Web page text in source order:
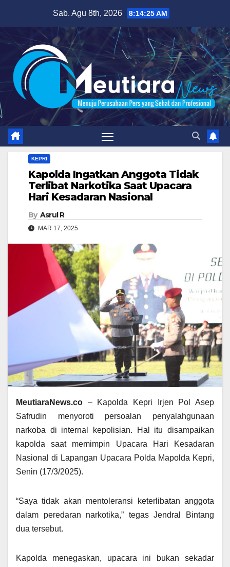
content
Sab. Agu 8th, 2026 8:14:26 AM
KEPRI
Kapolda Ingatkan Anggota Tidak
Terlibat Narkotika Saat Upacara
Hari Kesadaran Nasional
By Asrul R
MAR 17, 2025
MeutiaraNews.co – Kapolda Kepri Irjen Pol Asep
Safrudin menyoroti persoalan penyalahgunaan
narkoba di internal kepolisian. Hal itu disampaikan
kapolda saat memimpin Upacara Hari Kesadaran
Nasional di Lapangan Upacara Polda Mapolda Kepri,
Senin (17/3/2025).
“Saya tidak akan mentoleransi keterlibatan anggota
dalam peredaran narkotika,” tegas Jendral Bintang
dua tersebut.
Kapolda menegaskan, upacara ini bukan sekadar